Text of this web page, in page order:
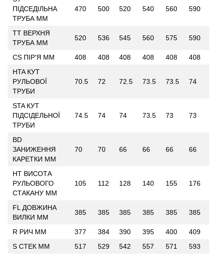
ПІДСЕДІЛЬНА
ТРУБА ММ
470 500 520 540 560 590
TT ВЕРХНЯ
ТРУБА ММ
520 536 545 560 575 590
CS ПІР'Я ММ 408 408 408 408 408
408
HTA КУТ
РУЛЬОВОЇ
ТРУБИ
70.5 72 72.5 73.5 73.5 74
STA КУТ
ПІДСІДЕЛЬНОЇ
ТРУБИ
74.5 74 74 73.5 73 73
BD
ЗАНИЖЕННЯ
КАРЕТКИ ММ
70 70 66 66 66 66
HT ВИСОТА
РУЛЬОВОГО
СТАКАНУ ММ
105 112 128 140 155 176
FL ДОВЖИНА
ВИЛКИ ММ
385 385 385 385 385 385
R РИЧ ММ 377 384 390 395 400
409
S СТЕК ММ
517 529 542 557 571
593